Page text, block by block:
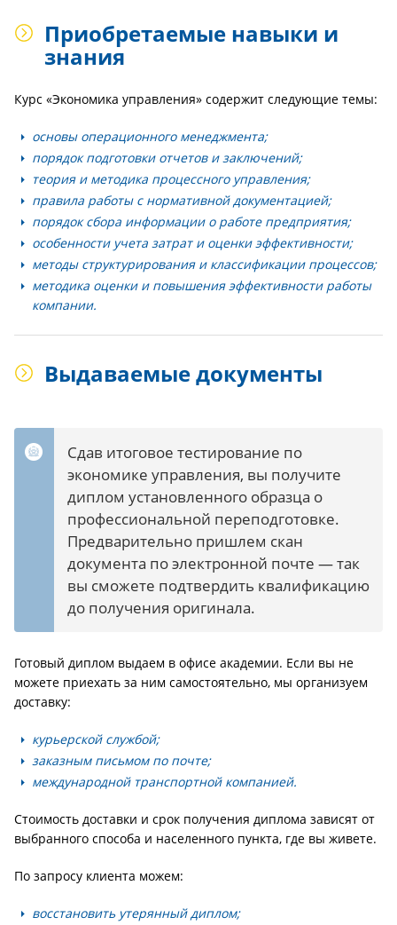
Приобретаемые навыки и
знания
Курс «Экономика управления» содержит следующие темы:
основы операционного менеджмента;
порядок подготовки отчетов и заключений;
теория и методика процессного управления;
правила работы с нормативной документацией;
порядок сбора информации о работе предприятия;
особенности учета затрат и оценки эффективности;
методы структурирования и классификации процессов;
методика оценки и повышения эффективности работы
компании.
Выдаваемые документы
Сдав итоговое тестирование по
экономике управления, вы получите
диплом установленного образца о
профессиональной переподготовке.
Предварительно пришлем скан
документа по электронной почте — так
вы сможете подтвердить квалификацию
до получения оригинала.
Готовый диплом выдаем в офисе академии. Если вы не
можете приехать за ним самостоятельно, мы организуем
доставку:
курьерской службой;
заказным письмом по почте;
международной транспортной компанией.
Стоимость доставки и срок получения диплома зависят от
выбранного способа и населенного пункта, где вы живете.
По запросу клиента можем:
восстановить утерянный диплом;